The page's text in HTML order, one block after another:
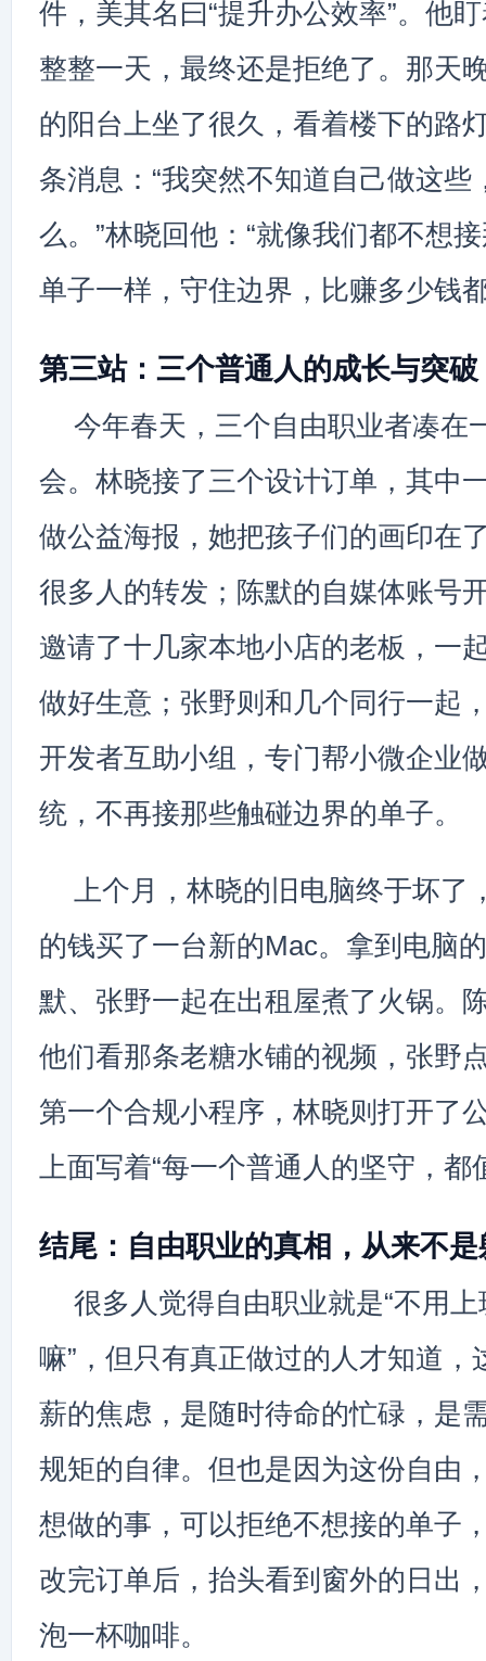
件，美其名曰“提升办公效率”。他
整整一天，最终还是拒绝了。那天
的阳台上坐了很久，看着楼下的路
条消息：“我突然不知道自己做这些
么。”林晓回他：“就像我们都不想
单子一样，守住边界，比赚多少钱
第三站：三个普通人的成长与突破
今年春天，三个自由职业者凑在
会。林晓接了三个设计订单，其中
做公益海报，她把孩子们的画印在
很多人的转发；陈默的自媒体账号
邀请了十几家本地小店的老板，一
做好生意；张野则和几个同行一起
开发者互助小组，专门帮小微企业
统，不再接那些触碰边界的单子。
上个月，林晓的旧电脑终于坏了
的钱买了一台新的Mac。拿到电脑
默、张野一起在出租屋煮了火锅。
他们看那条老糖水铺的视频，张野
第一个合规小程序，林晓则打开了
上面写着“每一个普通人的坚守，都
结尾：自由职业的真相，从来不是
很多人觉得自由职业就是“不用
嘛”，但只有真正做过的人才知道，
薪的焦虑，是随时待命的忙碌，是
规矩的自律。但也是因为这份自由
想做的事，可以拒绝不想接的单子
改完订单后，抬头看到窗外的日出
泡一杯咖啡。